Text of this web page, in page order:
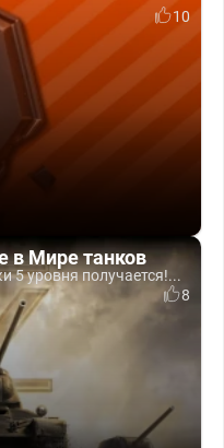
10
в Мире танков
5 уровня получается!...
8